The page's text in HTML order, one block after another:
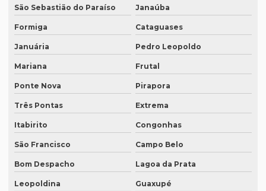
Empresa de tradução em são paulo
Empresa de tradução simultanea
Empresa de tradução simultanea sp
Empresa de tradução simultânea para teams em campinas
Empresa de tradução simultânea para teams em recife
Empresa de tradução simultânea para zoom
Empresa de tradução simultânea para zoom em curitiba
Empresa de tradução simultânea para zoom em sp
São Sebastião do Paraíso Janaúba
Formiga Cataguases
Januária Pedro Leopoldo
Mariana Frutal
Ponte Nova Pirapora
Três Pontas Extrema
Itabirito Congonhas
São Francisco Campo Belo
Bom Despacho Lagoa da Prata
Leopoldina Guaxupé